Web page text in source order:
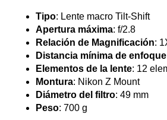
Tipo: Lente macro Tilt-Shift
Apertura máxima: f/2.8
Relación de Magnificación:
Distancia mínima de enfoque
Elementos de la lente: 12
Montura: Nikon Z Mount
Diámetro del filtro: 49 mm
Peso: 700 g